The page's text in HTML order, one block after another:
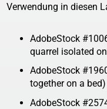
Verwendung in diesen
AdobeStock
quarrel isolated
AdobeStock
together on a
AdobeStock